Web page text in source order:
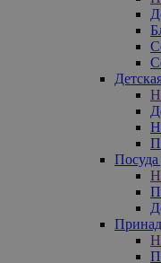
Посуда